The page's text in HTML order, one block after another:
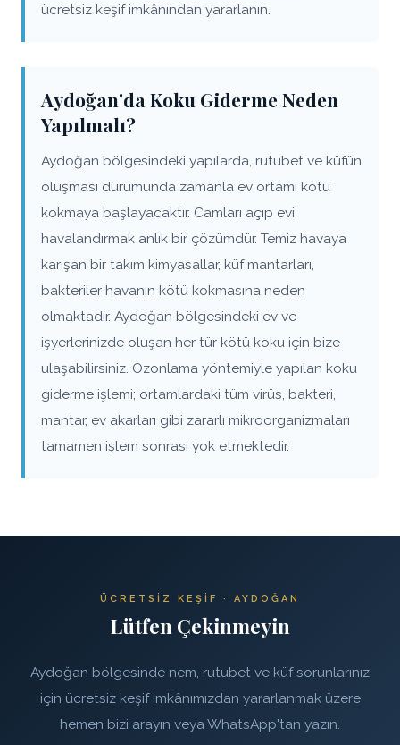
ücretsiz keşif imkânından yararlanın.
Aydoğan'da Koku Giderme Neden
Yapılmalı?
Aydoğan bölgesindeki yapılarda, rutubet ve küfün
oluşması durumunda zamanla ev ortamı kötü
kokmaya başlayacaktır. Camları açıp evi
havalandırmak anlık bir çözümdür. Temiz havaya
karışan bir takım kimyasallar, küf mantarları,
bakteriler havanın kötü kokmasına neden
olmaktadır. Aydoğan bölgesindeki ev ve
işyerlerinizde oluşan her tür kötü koku için bize
ulaşabilirsiniz. Ozonlama yöntemiyle yapılan koku
giderme işlemi; ortamlardaki tüm virüs, bakteri,
mantar, ev akarları gibi zararlı mikroorganizmaları
tamamen işlem sonrası yok etmektedir.
ÜCRETSIZ KEŞIF · AYDOĞAN
Lütfen Çekinmeyin
Aydoğan bölgesinde nem, rutubet ve küf sorunlarınız
için ücretsiz keşif imkânımızdan yararlanmak üzere
hemen bizi arayın veya WhatsApp'tan yazın.